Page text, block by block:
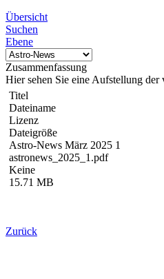
Übersicht
Suchen
Ebene
Zusammenfassung
Hier sehen Sie eine Aufstellung
Titel
Dateiname
Lizenz
Dateigröße
Astro-News März 2025 1
astronews_2025_1.pdf
Keine
15.71 MB
Zurück